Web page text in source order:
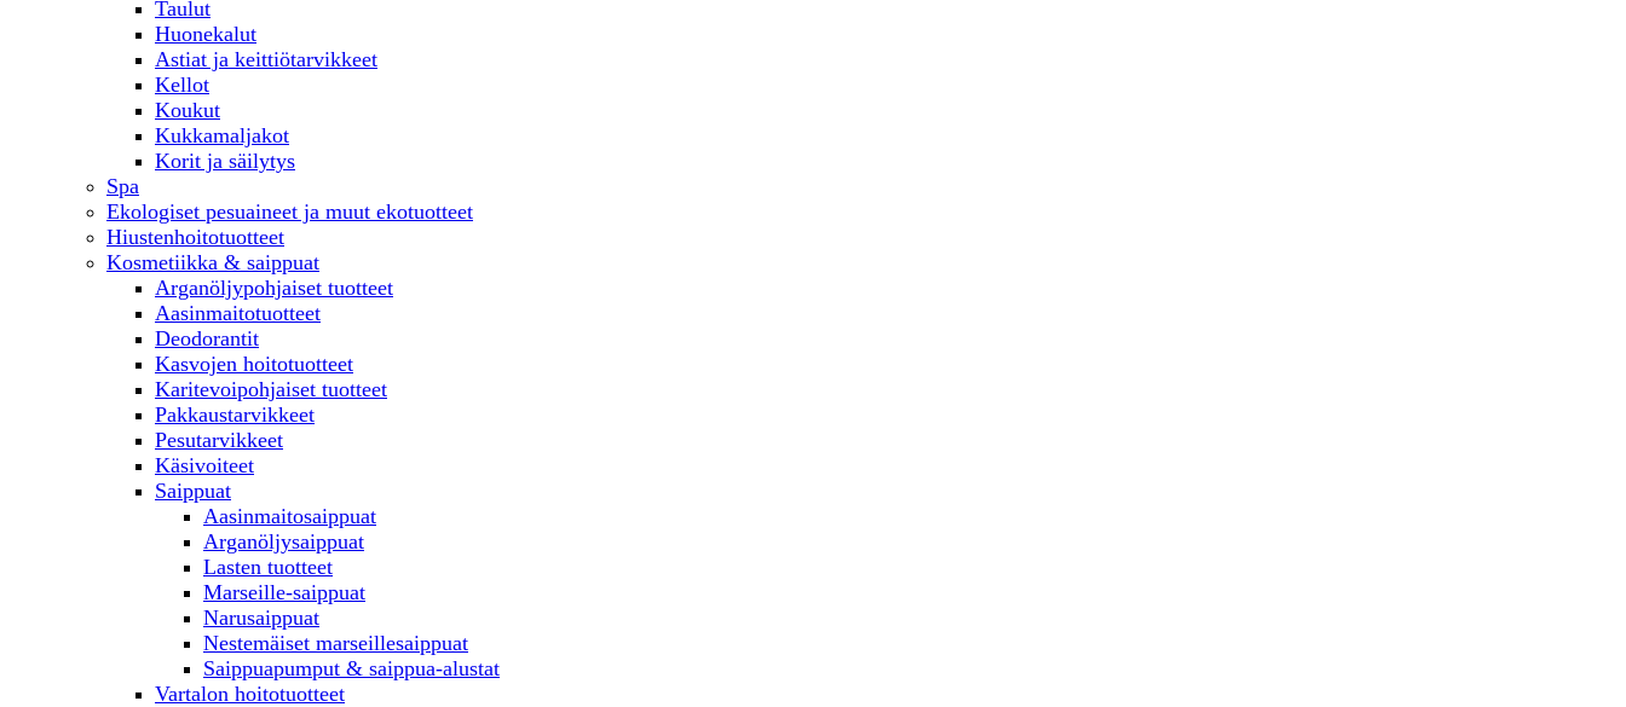
Taulut
Huonekalut
Astiat ja keittiötarvikkeet
Kellot
Koukut
Kukkamaljakot
Korit ja säilytys
Spa
Ekologiset pesuaineet ja muut ekotuotteet
Hiustenhoitotuotteet
Kosmetiikka & saippuat
Arganöljypohjaiset tuotteet
Aasinmaitotuotteet
Deodorantit
Kasvojen hoitotuotteet
Karitevoipohjaiset tuotteet
Pakkaustarvikkeet
Pesutarvikkeet
Käsivoiteet
Saippuat
Aasinmaitosaippuat
Arganöljysaippuat
Lasten tuotteet
Marseille-saippuat
Narusaippuat
Nestemäiset marseillesaippuat
Saippuapumput & saippua-alustat
Vartalon hoitotuotteet